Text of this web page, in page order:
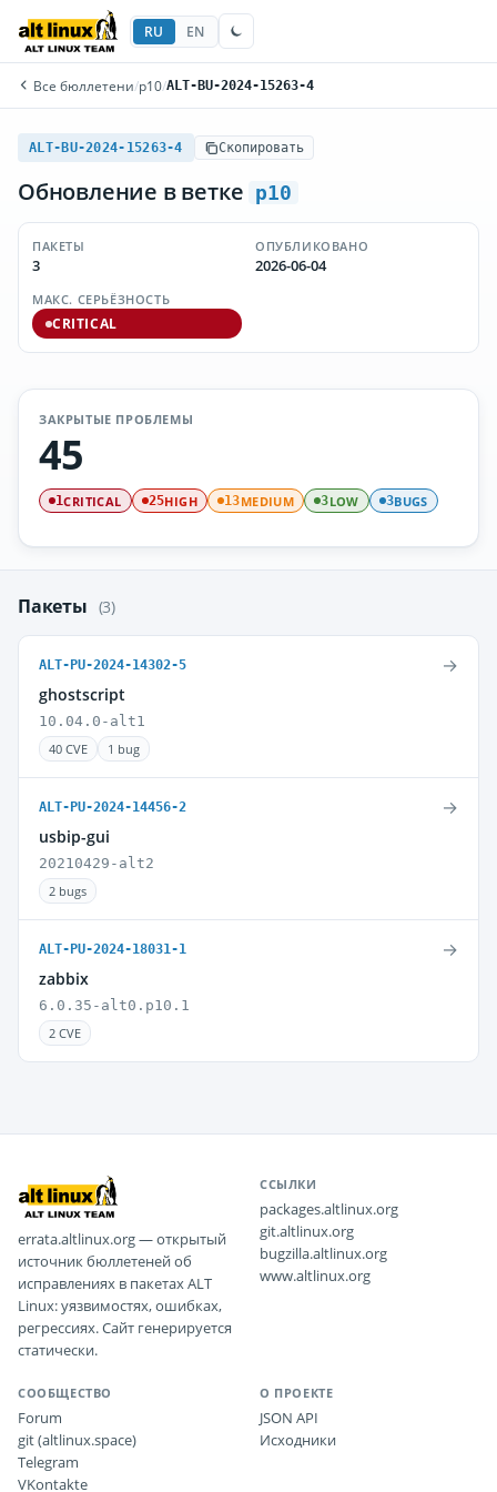
RU EN
Все бюллетени/p10/ALT-BU-2024-15263-4
ALT-BU-2024-15263-4 Скопировать
Обновление в ветке p10
ПАКЕТЫ
3
ОПУБЛИКОВАНО
2026-06-04
МАКС. СЕРЬЁЗНОСТЬ
CRITICAL
ЗАКРЫТЫЕ ПРОБЛЕМЫ
45
1CRITICAL 25HIGH 13MEDIUM 3LOW 3BUGS
Пакеты (3)
ALT-PU-2024-14302-5
ghostscript
10.04.0-alt1
40 CVE
1 bug
→
ALT-PU-2024-14456-2
usbip-gui
20210429-alt2
2 bugs
→
ALT-PU-2024-18031-1
zabbix
6.0.35-alt0.p10.1
2 CVE
→
errata.altlinux.org — открытый
источник бюллетеней об
исправлениях в пакетах ALT
Linux: уязвимостях, ошибках,
регрессиях. Сайт генерируется
статически.
ССЫЛКИ
packages.altlinux.org
git.altlinux.org
bugzilla.altlinux.org
www.altlinux.org
СООБЩЕСТВО
Forum
git (altlinux.space)
Telegram
VKontakte
О ПРОЕКТЕ
JSON API
Исходники